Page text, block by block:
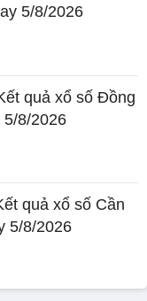
5/8/2026
quả xổ số Đồng
5/8/2026
quả xổ số Cần
5/8/2026